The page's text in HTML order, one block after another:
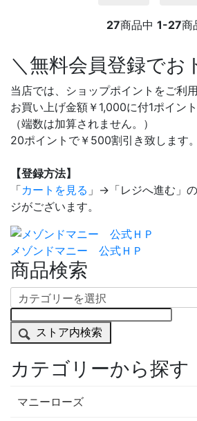
27商品中 1-27商
＼無料会員登録でお
当店では、ショップポイントをご利
お買い上げ金額￥1,000に付1ポイント
（端数は加算されません。）
20ポイントで￥500割引き致します。
【登録方法】
「カートを見る 」→「レジへ進む」
ジがございます。
メゾンドマニー 公式ＨＰ
商品検索
ストア内検索
カテゴリーから探す
マニーローズ